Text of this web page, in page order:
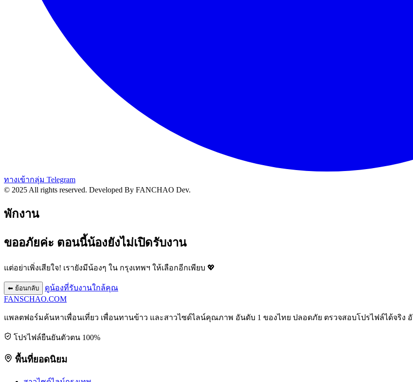
ทางเข้ากลุ่ม Telegram
© 2025 All rights reserved. Developed By FANCHAO Dev.
พักงาน
ขออภัยค่ะ ตอนนี้น้องยังไม่เปิดรับงาน
แต่อย่าเพิ่งเสียใจ! เรายังมีน้องๆ ใน กรุงเทพฯ ให้เลือกอีกเพียบ 💖
⬅ ย้อนกลับ
ดูน้องที่รับงานใกล้คุณ
FANSCHAO.COM
แพลตฟอร์มค้นหาเพื่อนเที่ยว เพื่อนทานข้าว และสาวไซด์ไลน์คุณภาพ อันดับ 1 ของไทย ปลอดภัย ตรวจสอบโปรไฟล์ได้จริง
โปรไฟล์ยืนยันตัวตน 100%
พื้นที่ยอดนิยม